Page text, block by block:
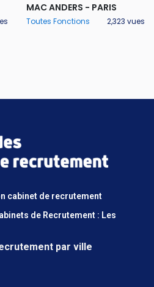
MAC ANDERS - PARIS
Toutes Fonctions 2,323 vues
cabinet de recrutement
de Recrutement : Les
par ville